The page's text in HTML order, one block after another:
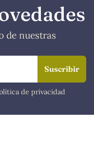
de nuestras
de privacidad